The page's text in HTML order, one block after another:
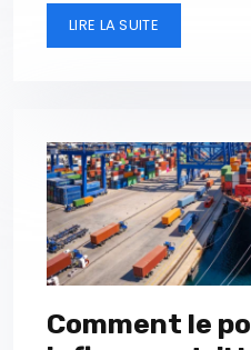
LIRE LA SUITE
Comment le